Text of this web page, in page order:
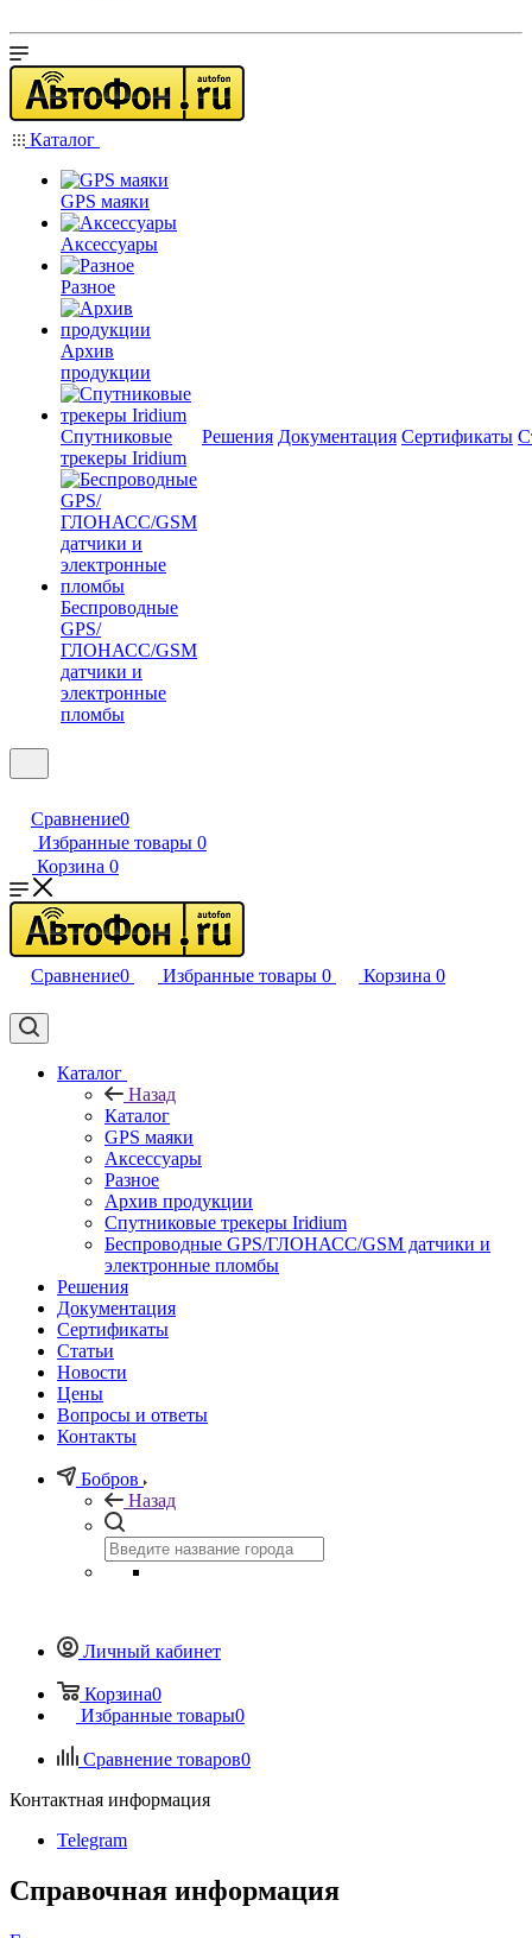
Каталог
GPS маяки
Аксессуары
Разное
Архив
продукции
Спутниковые
трекеры Iridium
Беспроводные
GPS/
ГЛОНАСС/GSM
датчики и
электронные
пломбы
Решения Документация Сертификаты
Сравнение0
Избранные товары 0
Корзина 0
Сравнение0 Избранные товары 0 Корзина 0
Каталог
Назад
Каталог
GPS маяки
Аксессуары
Разное
Архив продукции
Спутниковые трекеры Iridium
Беспроводные GPS/ГЛОНАСС/GSM датчики и
электронные пломбы
Решения
Документация
Сертификаты
Статьи
Новости
Цены
Вопросы и ответы
Контакты
Бобров
Назад
Личный кабинет
Корзина0
Избранные товары0
Сравнение товаров0
Контактная информация
Telegram
Справочная информация